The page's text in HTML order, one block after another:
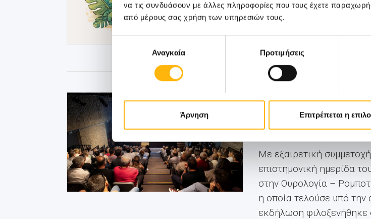
να τις συνδυάσουν με άλλες πληροφορίες που τους έχετε
από μέρους σας χρήση των υπηρεσιών τους.
συγκατάθεσηςΑναγκαία Προτιμήσεις
Άρνηση Επιτρέπεται η
Ρομποτική
το μέλλον της
Με εξαιρετική
επιστημονική ημερίδα
στην Ουρολογία –
η οποία τελούσε υπό την
εκδήλωση φιλοξενήθηκε